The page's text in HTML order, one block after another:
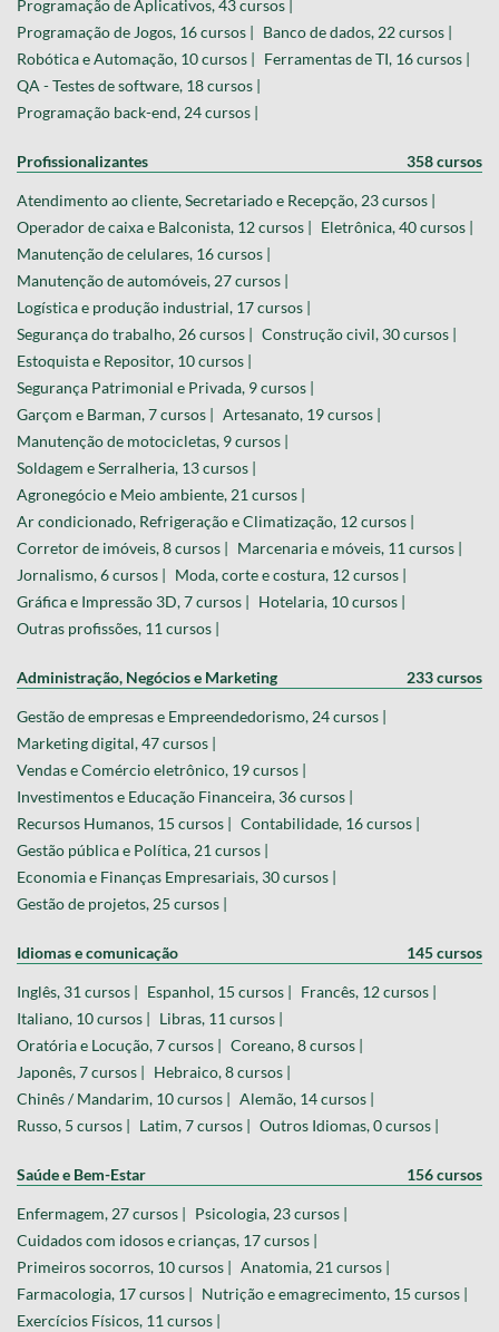
Programação de Aplicativos, 43 cursos |
Programação de Jogos, 16 cursos | Banco de dados, 22 cursos |
Robótica e Automação, 10 cursos | Ferramentas de TI, 16 cursos |
QA - Testes de software, 18 cursos |
Programação back-end, 24 cursos |
Profissionalizantes 358 cursos
Atendimento ao cliente, Secretariado e Recepção, 23 cursos |
Operador de caixa e Balconista, 12 cursos | Eletrônica, 40 cursos |
Manutenção de celulares, 16 cursos |
Manutenção de automóveis, 27 cursos |
Logística e produção industrial, 17 cursos |
Segurança do trabalho, 26 cursos | Construção civil, 30 cursos |
Estoquista e Repositor, 10 cursos |
Segurança Patrimonial e Privada, 9 cursos |
Garçom e Barman, 7 cursos | Artesanato, 19 cursos |
Manutenção de motocicletas, 9 cursos |
Soldagem e Serralheria, 13 cursos |
Agronegócio e Meio ambiente, 21 cursos |
Ar condicionado, Refrigeração e Climatização, 12 cursos |
Corretor de imóveis, 8 cursos | Marcenaria e móveis, 11 cursos |
Jornalismo, 6 cursos | Moda, corte e costura, 12 cursos |
Gráfica e Impressão 3D, 7 cursos | Hotelaria, 10 cursos |
Outras profissões, 11 cursos |
Administração, Negócios e Marketing 233 cursos
Gestão de empresas e Empreendedorismo, 24 cursos |
Marketing digital, 47 cursos |
Vendas e Comércio eletrônico, 19 cursos |
Investimentos e Educação Financeira, 36 cursos |
Recursos Humanos, 15 cursos | Contabilidade, 16 cursos |
Gestão pública e Política, 21 cursos |
Economia e Finanças Empresariais, 30 cursos |
Gestão de projetos, 25 cursos |
Idiomas e comunicação 145 cursos
Inglês, 31 cursos | Espanhol, 15 cursos | Francês, 12 cursos |
Italiano, 10 cursos | Libras, 11 cursos |
Oratória e Locução, 7 cursos | Coreano, 8 cursos |
Japonês, 7 cursos | Hebraico, 8 cursos |
Chinês / Mandarim, 10 cursos | Alemão, 14 cursos |
Russo, 5 cursos | Latim, 7 cursos | Outros Idiomas, 0 cursos |
Saúde e Bem-Estar 156 cursos
Enfermagem, 27 cursos | Psicologia, 23 cursos |
Cuidados com idosos e crianças, 17 cursos |
Primeiros socorros, 10 cursos | Anatomia, 21 cursos |
Farmacologia, 17 cursos | Nutrição e emagrecimento, 15 cursos |
Exercícios Físicos, 11 cursos |